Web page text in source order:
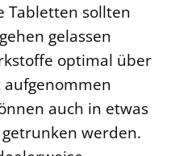
Tabletten sollten
gelassen
optimal über
auch in etwas
werden.